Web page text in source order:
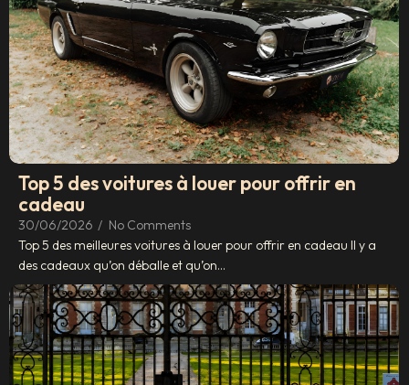
Top 5 des voitures à louer pour offrir en
cadeau
30/06/2026 / No Comments
Top 5 des meilleures voitures à louer pour offrir en cadeau Il y a
des cadeaux qu’on déballe et qu’on...